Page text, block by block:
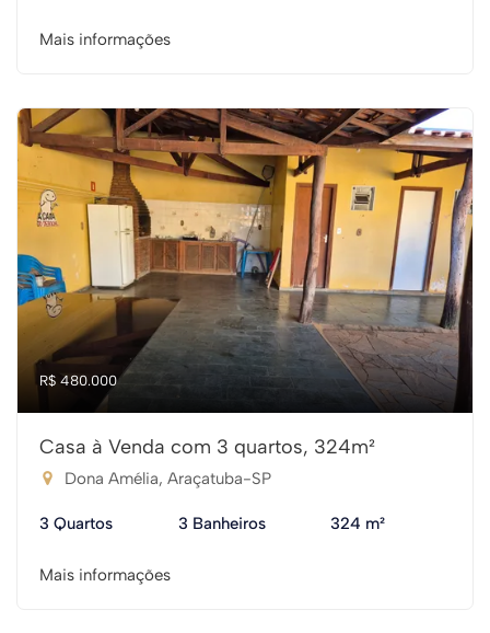
Mais informações
R$ 480.000
Casa à Venda com 3 quartos, 324m²
Dona Amélia, Araçatuba-SP
3 Quartos 3 Banheiros 324 m²
Mais informações